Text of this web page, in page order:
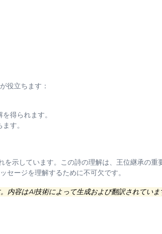
役立ちます：
得られます。
す。
示しています。この詩の理解は、王位継承の
セージを理解するために不可欠です。
内容はAI技術によって生成および翻訳されてい